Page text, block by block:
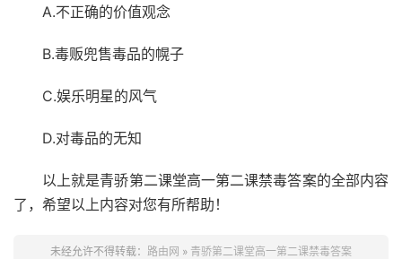
A.不正确的价值观念
B.毒贩兜售毒品的幌子
C.娱乐明星的风气
D.对毒品的无知
以上就是青骄第二课堂高一第二课禁毒答案的全部内容
了，希望以上内容对您有所帮助！
未经允许不得转载： 路由网 » 青骄第二课堂高一第二课禁毒答案